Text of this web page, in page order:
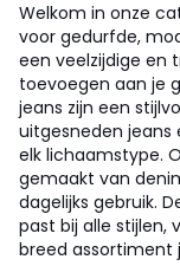
Welkom in onze
voor gedurfde,
een veelzijdige en
toevoegen aan je
jeans zijn een
uitgesneden
elk lichaamstype.
gemaakt van
dagelijks gebruik.
past bij alle stijlen,
breed assortiment